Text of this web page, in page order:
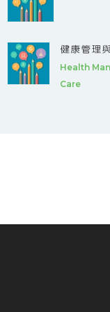
健康管理
Health
Care